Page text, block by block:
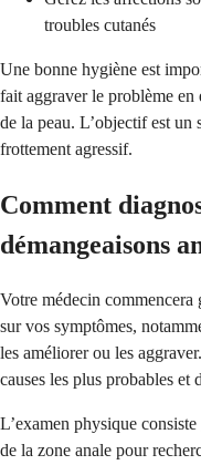
troubles cutanés
Une bonne hygiène est
fait aggraver le problème
de la peau. L’objectif est un
frottement agressif.
Comment
démangeaisons
Votre médecin commencera
sur vos symptômes,
les améliorer ou les
causes les plus probables et
L’examen physique
de la zone anale pour